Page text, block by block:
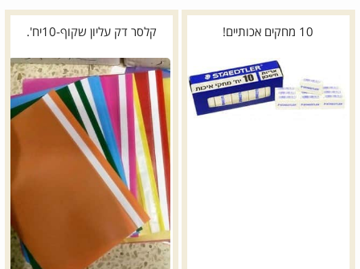
10 מחקים אכותיים! קלסר דק עליון שקוף-10יח'.